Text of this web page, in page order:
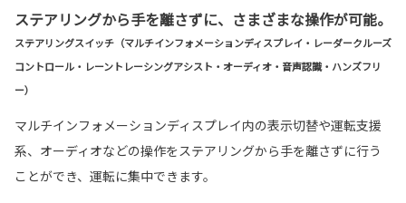
ステアリングから手を離さずに、さまざまな操作が可能。
ステアリングスイッチ（マルチインフォメーションディスプレイ・レーダークルーズ
コントロール・レーントレーシングアシスト・オーディオ・音声認識・ハンズフリ
ー）
マルチインフォメーションディスプレイ内の表示切替や運転支援
系、オーディオなどの操作をステアリングから手を離さずに行う
ことができ、運転に集中できます。